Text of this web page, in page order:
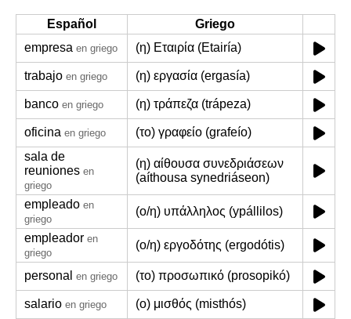
Español
Griego
empresa en griego (η) Εταιρία (Etairía)
trabajo en griego (η) εργασία (ergasía)
banco en griego (η) τράπεζα (trápeza)
oficina en griego
(το) γραφείο (grafeío)
sala de
reuniones en
griego
(η) αίθουσα συνεδριάσεων
(aíthousa synedriáseon)
empleado en
griego
(ο/η) υπάλληλος (ypállilos)
empleador en
griego
(ο/η) εργοδότης (ergodótis)
personal en griego (το) προσωπικό (prosopikó)
salario en griego (ο) μισθός (misthós)